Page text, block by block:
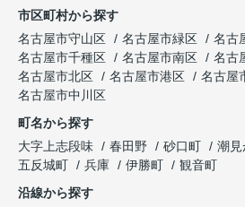
市区町村から探す
名古屋市守山区
名古屋市緑区
名古
名古屋市千種区
名古屋市南区
名古
名古屋市北区
名古屋市港区
名古屋
名古屋市中川区
町名から探す
大字上志段味
春田野 砂口町 潮見
五反城町
兵庫 伊勝町
観音町
沿線から探す